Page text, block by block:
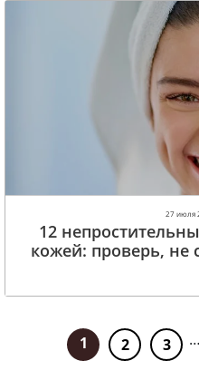
27 июля
12
кожей: проверь,
1 2 3 …